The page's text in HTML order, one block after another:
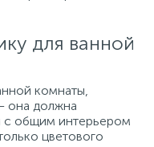
для ванной
комнаты,
она должна
с общим интерьером
цветового